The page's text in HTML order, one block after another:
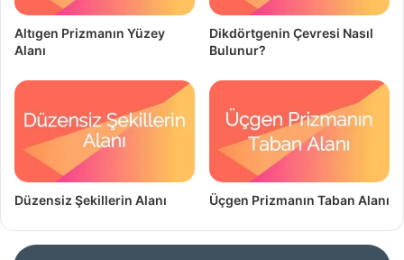
Altıgen Prizmanın Yüzey
Alanı
Dikdörtgenin Çevresi Nasıl
Bulunur?
Düzensiz Şekillerin Alanı Üçgen Prizmanın Taban Alanı